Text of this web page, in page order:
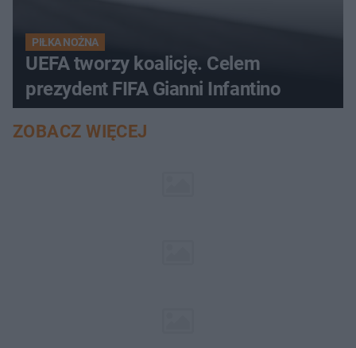
PIŁKA NOŻNA
UEFA tworzy koalicję. Celem
prezydent FIFA Gianni Infantino
ZOBACZ WIĘCEJ